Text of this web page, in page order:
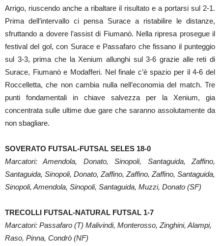
Arrigo, riuscendo anche a ribaltare il risultato e a portarsi sul 2-1.
Prima dell’intervallo ci pensa Surace a ristabilire le distanze,
sfruttando a dovere l’assist di Fiumanò. Nella ripresa prosegue il
festival del gol, con Surace e Passafaro che fissano il punteggio
sul 3-3, prima che la Xenium allunghi sul 3-6 grazie alle reti di
Surace, Fiumanò e Modafferi. Nel finale c’è spazio per il 4-6 del
Roccelletta, che non cambia nulla nell’economia del match. Tre
punti fondamentali in chiave salvezza per la Xenium, gia
concentrata sulle ultime due gare che saranno assolutamente da
non sbagliare.
SOVERATO FUTSAL-FUTSAL SELES 18-0
Marcatori: Amendola, Donato, Sinopoli, Santaguida, Zaffino,
Santaguida, Sinopoli, Donato, Zaffino, Zaffino, Zaffino, Santaguida,
Sinopoli, Amendola, Sinopoli, Santaguida, Muzzi, Donato (SF)
TRECOLLI FUTSAL-NATURAL FUTSAL 1-7
Marcatori: Passafaro (T) Malivindi, Monterosso, Zinghini, Alampi,
Raso, Pinna, Condrò (NF)